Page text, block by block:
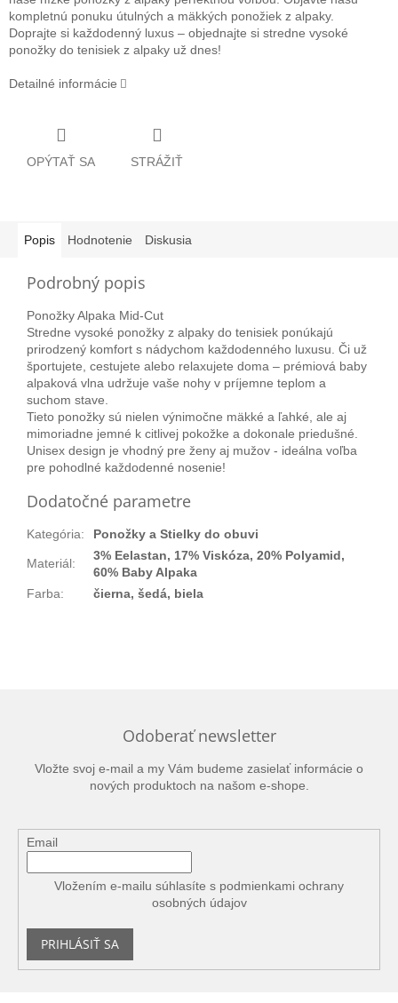
kompletnú ponuku útulných a mäkkých ponožiek z alpaky.
Doprajte si každodenný luxus – objednajte si stredne vysoké
ponožky do tenisiek z alpaky už dnes!
Detailné informácie
OPÝTAŤ SA STRÁŽIŤ
Popis Hodnotenie Diskusia
Podrobný popis
Ponožky Alpaka Mid-Cut
Stredne vysoké ponožky z alpaky do tenisiek ponúkajú
prirodzený komfort s nádychom každodenného luxusu. Či už
športujete, cestujete alebo relaxujete doma – prémiová baby
alpaková vlna udržuje vaše nohy v príjemne teplom a
suchom stave.
Tieto ponožky sú nielen výnimočne mäkké a ľahké, ale aj
mimoriadne jemné k citlivej pokožke a dokonale priedušné.
Unisex design je vhodný pre ženy aj mužov - ideálna voľba
pre pohodlné každodenné nosenie!
Dodatočné parametre
Kategória: Ponožky a Stielky do obuvi
Materiál:
3% Eelastan, 17% Viskóza, 20% Polyamid,
60% Baby Alpaka
Farba: čierna, šedá, biela
Odoberať newsletter
Vložte svoj e-mail a my Vám budeme zasielať informácie o
nových produktoch na našom e-shope.
Email
Vložením e-mailu súhlasíte s podmienkami ochrany
osobných údajov
PRIHLÁSIŤ SA